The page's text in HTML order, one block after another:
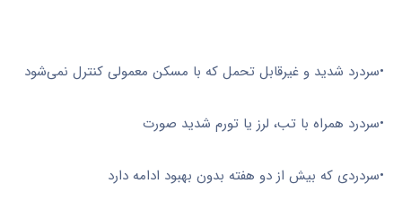
•سردرد شدید و غیرقابل تحمل که با مسکن معمولی کنترل نمی‌شود
•سردرد همراه با تب، لرز یا تورم شدید صورت
•سردردی که بیش از دو هفته بدون بهبود ادامه دارد